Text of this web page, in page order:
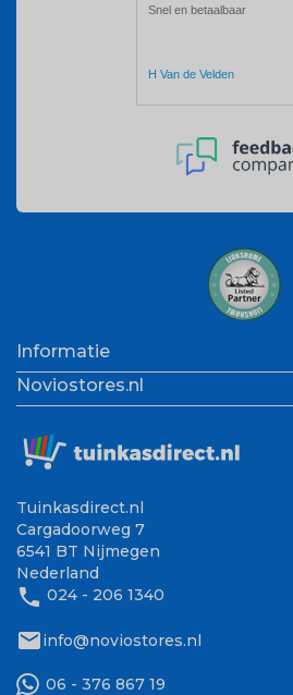
Informatie
Noviostores.nl
Tuinkasdirect.nl
Cargadoorweg 7
6541 BT Nijmegen
Nederland
phone 024 - 206 1340
mailinfo@noviostores.nl
06 - 376 867 19